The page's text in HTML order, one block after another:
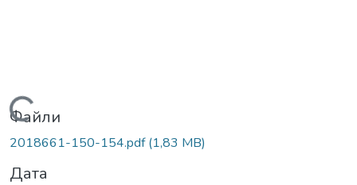
Вантажиться...
Файли
2018661-150-154.pdf(1,83 MB)
Дата